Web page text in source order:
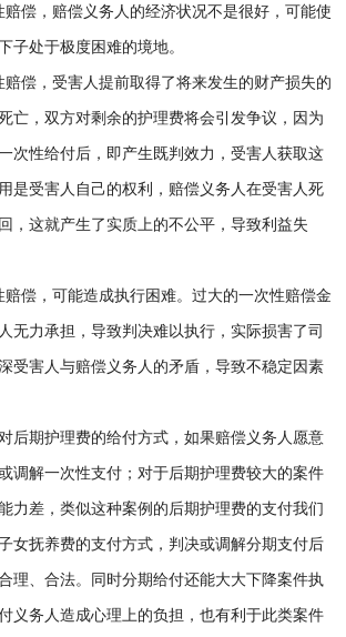
，赔偿义务人的经济状况不是很好，可能使
子处于极度困难的境地。
，受害人提前取得了将来发生的财产损失的
亡，双方对剩余的护理费将会引发争议，因为
次性给付后，即产生既判效力，受害人获取这
是受害人自己的权利，赔偿义务人在受害人死
，这就产生了实质上的不公平，导致利益失
，可能造成执行困难。过大的一次性赔偿金
无力承担，导致判决难以执行，实际损害了司
受害人与赔偿义务人的矛盾，导致不稳定因素
期护理费的给付方式，如果赔偿义务人愿意
调解一次性支付；对于后期护理费较大的案件
力差，类似这种案例的后期护理费的支付我们
女抚养费的支付方式，判决或调解分期支付后
理、合法。同时分期给付还能大大下降案件执
义务人造成心理上的负担，也有利于此类案件